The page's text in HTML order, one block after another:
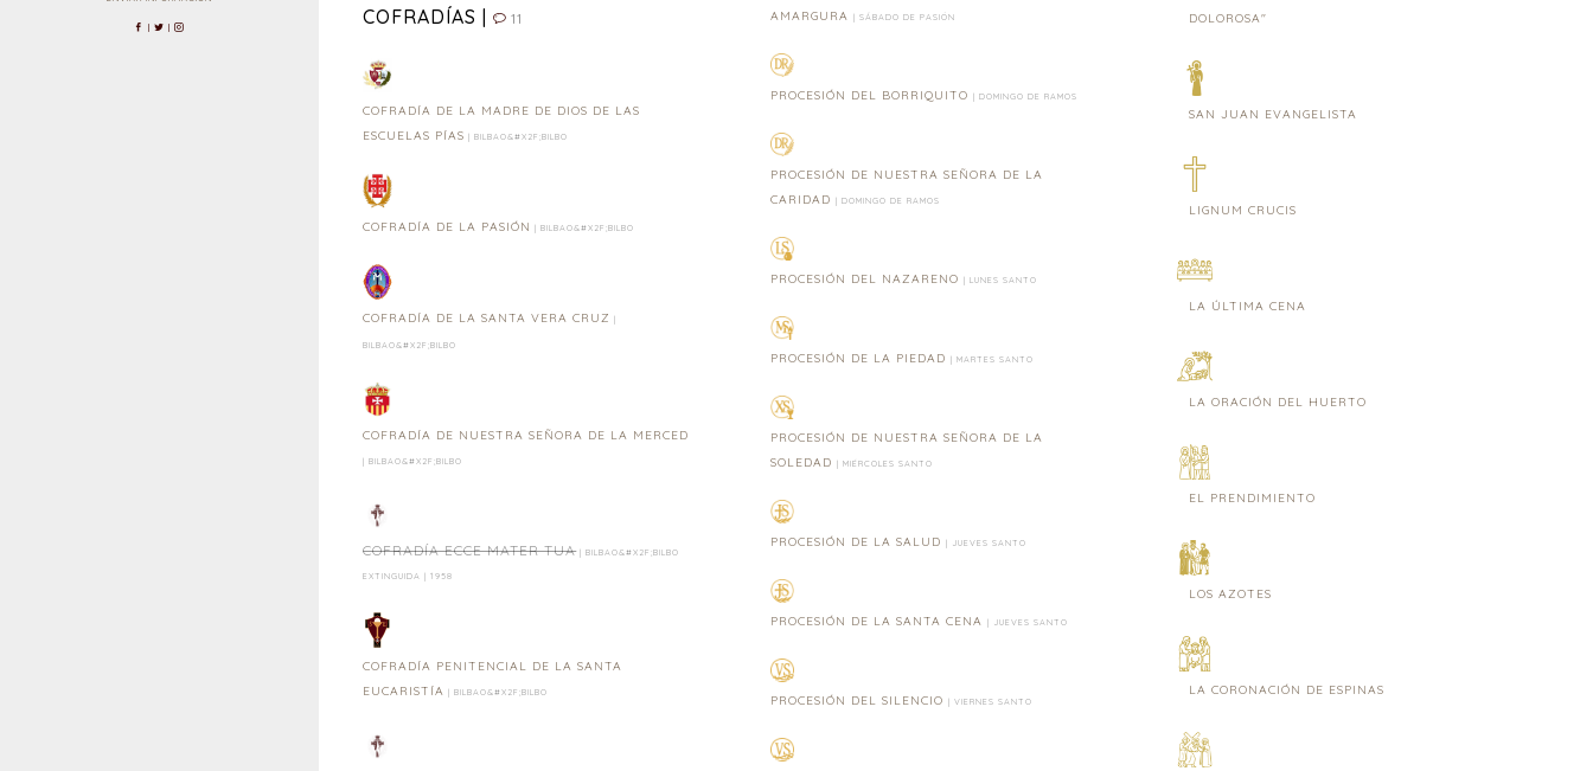
| | COFRADÍAS | 11
COFRADÍA DE LA MADRE DE DIOS DE LAS
ESCUELAS PÍAS | BILBAO&#X2F;BILBO
COFRADÍA DE LA PASIÓN | BILBAO&#X2F;BILBO
COFRADÍA DE LA SANTA VERA CRUZ |
BILBAO&#X2F;BILBO
COFRADÍA DE NUESTRA SEÑORA DE LA MERCED
| BILBAO&#X2F;BILBO
COFRADÍA ECCE MATER TUA| BILBAO&#X2F;BILBO
EXTINGUIDA | 1958
COFRADÍA PENITENCIAL DE LA SANTA
EUCARISTÍA | BILBAO&#X2F;BILBO
AMARGURA | SÁBADO DE PASIÓN
PROCESIÓN DEL BORRIQUITO | DOMINGO DE RAMOS
PROCESIÓN DE NUESTRA SEÑORA DE LA
CARIDAD | DOMINGO DE RAMOS
PROCESIÓN DEL NAZARENO | LUNES SANTO
PROCESIÓN DE LA PIEDAD | MARTES SANTO
PROCESIÓN DE NUESTRA SEÑORA DE LA
SOLEDAD | MIÉRCOLES SANTO
PROCESIÓN DE LA SALUD | JUEVES SANTO
PROCESIÓN DE LA SANTA CENA | JUEVES SANTO
PROCESIÓN DEL SILENCIO | VIERNES SANTO
DOLOROSA"
SAN JUAN EVANGELISTA
LIGNUM CRUCIS
LA ÚLTIMA CENA
LA ORACIÓN DEL HUERTO
EL PRENDIMIENTO
LOS AZOTES
LA CORONACIÓN DE ESPINAS